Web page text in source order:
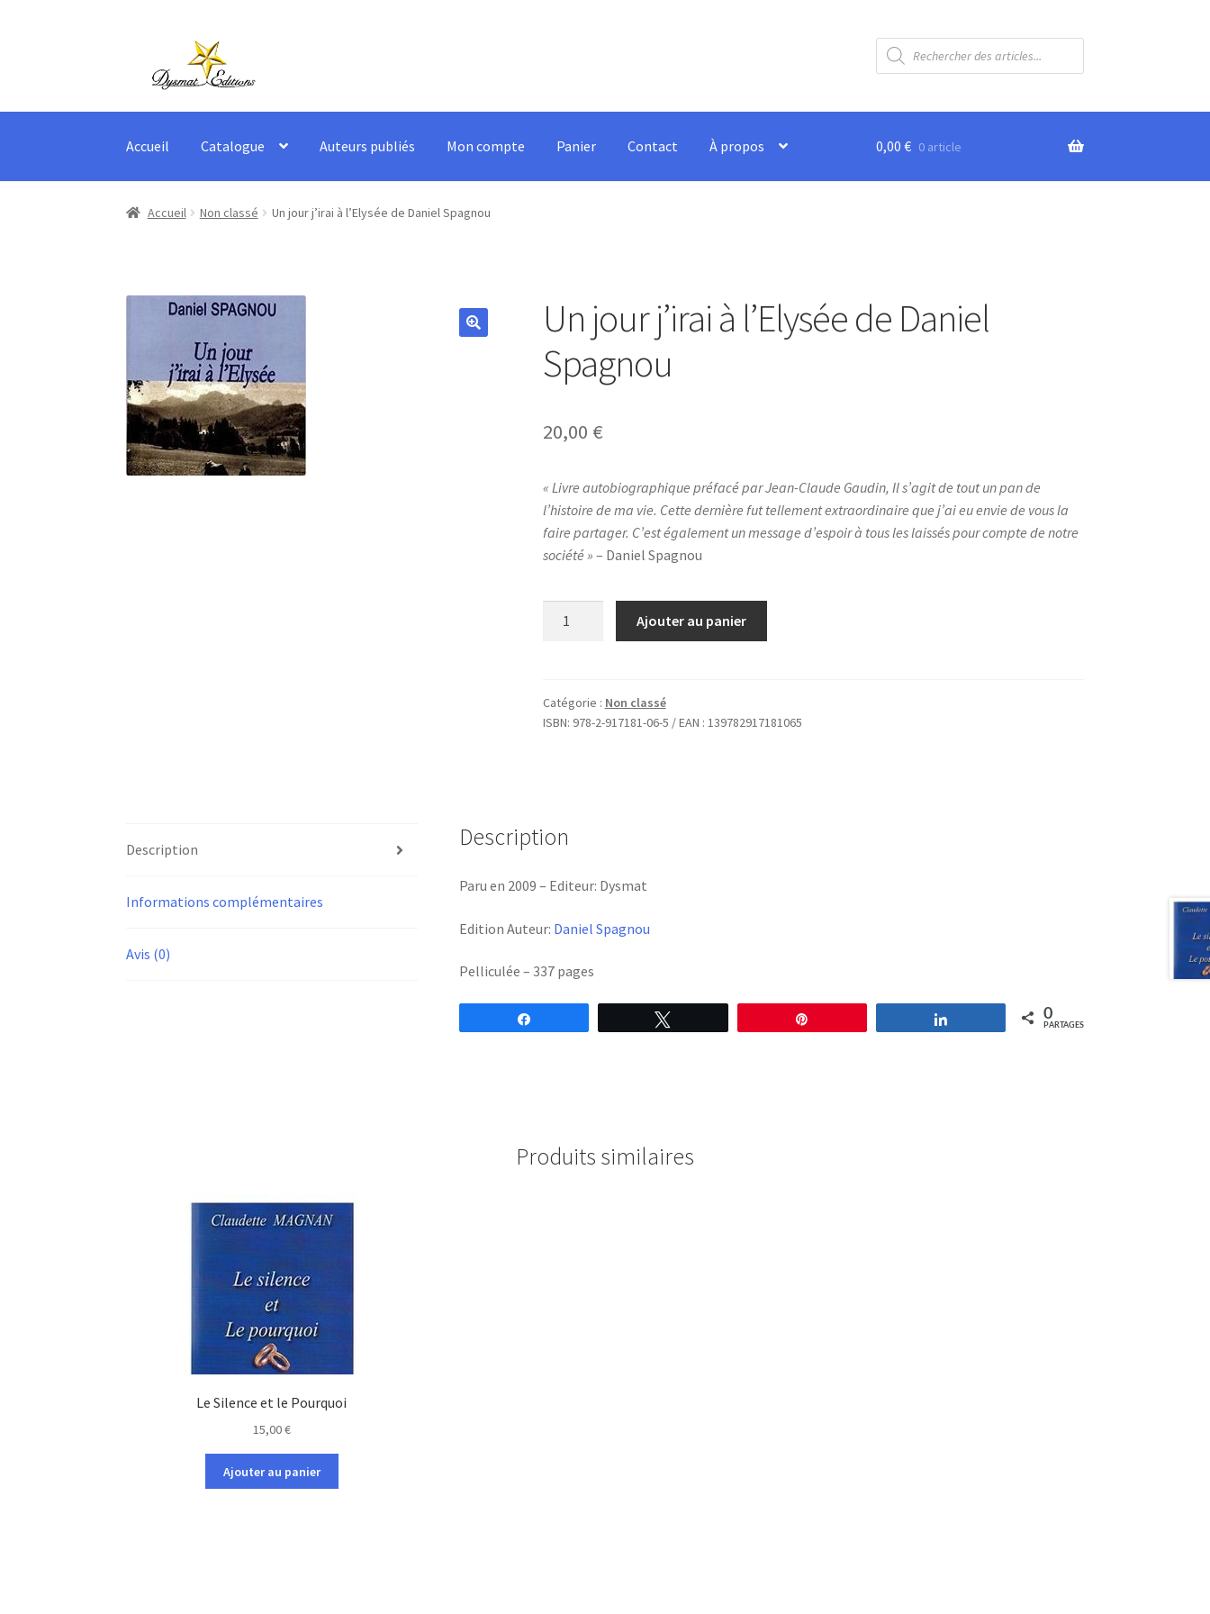
navigation
contenu
Recherche
de
produits
Accueil Catalogue Auteurs publiés Mon compte Panier Contact À propos 0,00 € 0 article
Accueil Non classé Un jour j’irai à l’Elysée de Daniel Spagnou
Un jour j’irai à l’Elysée de Daniel
Spagnou
20,00 €
« Livre autobiographique préfacé par Jean-Claude Gaudin, Il s’agit de tout un pan de
l’histoire de ma vie. Cette dernière fut tellement extraordinaire que j’ai eu envie de vous la
faire partager. C’est également un message d’espoir à tous les laissés pour compte de notre
société » – Daniel Spagnou
j'irai
à
Ajouter au panier
Catégorie : Non classé
ISBN: 978-2-917181-06-5 / EAN : 139782917181065
Description
Informations complémentaires
Avis (0)
Description
Paru en 2009 – Editeur: Dysmat
Edition Auteur: Daniel Spagnou
Pelliculée – 337 pages
0
PARTAGES
Produits similaires
Le Silence et le Pourquoi
15,00€
Ajouter au panier